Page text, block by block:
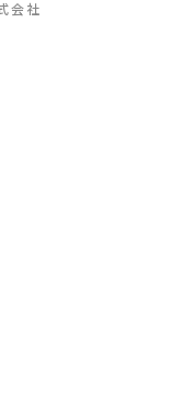
会社